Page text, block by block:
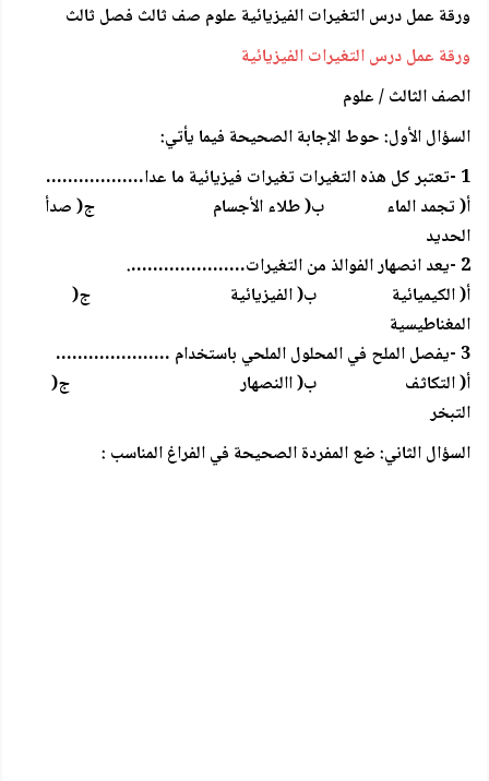
ورقة عمل درس التغيرات الفيزيائية علوم صف ثالث فصل ثالث
ورقة عمل درس التغيرات الفيزيائية
الصف الثالث / علوم
السؤال الأول: حوط الإجابة الصحيحة فيما يأتي:
1 -تعتبر كل هذه التغيرات تغيرات فيزيائية ما عدا………………
أ( تجمد الماء ب( طلاء الأجسام ج( صدأ
الحديد
2 -يعد انصهار الفوالذ من التغيرات………………….
أ( الكيميائية ب( الفيزيائية ج(
المغناطيسية
3 -يفصل الملح في المحلول الملحي باستخدام …………………
أ( التكاثف ب( االنصهار ج(
التبخر
السؤال الثاني: ضع المفردة الصحيحة في الفراغ المناسب :